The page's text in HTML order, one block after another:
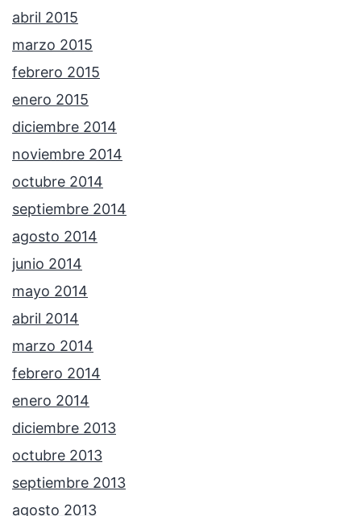
abril 2015
marzo 2015
febrero 2015
enero 2015
diciembre 2014
noviembre 2014
octubre 2014
septiembre 2014
agosto 2014
junio 2014
mayo 2014
abril 2014
marzo 2014
febrero 2014
enero 2014
diciembre 2013
octubre 2013
septiembre 2013
agosto 2013